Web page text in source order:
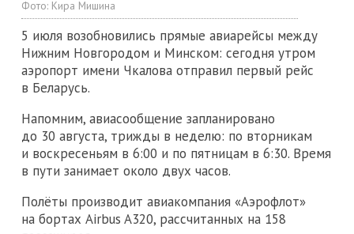
Фото: Кира Мишина
5 июля возобновились прямые авиарейсы между
Нижним Новгородом и Минском: сегодня утром
аэропорт имени Чкалова отправил первый рейс
в Беларусь.
Напомним, авиасообщение запланировано
до 30 августа, трижды в неделю: по вторникам
и воскресеньям в 6:00 и по пятницам в 6:30. Время
в пути занимает около двух часов.
Полёты производит авиакомпания «Аэрофлот»
на бортах Airbus A320, рассчитанных на 158